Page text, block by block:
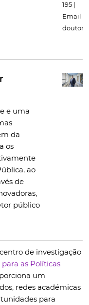
195 |
Email
e uma
da
os
ao
de
público
de investigação
as Políticas
um
redes académicas
para